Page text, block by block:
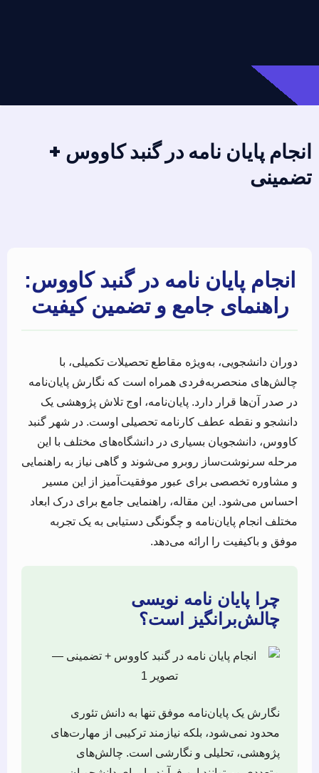
انجام پایان نامه در گنبد کاووس +
تضمینی
انجام پایان نامه در گنبد کاووس:
راهنمای جامع و تضمین کیفیت
دوران دانشجویی، به‌ویژه مقاطع تحصیلات تکمیلی، با
چالش‌های منحصربه‌فردی همراه است که نگارش پایان‌نامه
در صدر آن‌ها قرار دارد. پایان‌نامه، اوج تلاش پژوهشی یک
دانشجو و نقطه عطف کارنامه تحصیلی اوست. در شهر گنبد
کاووس، دانشجویان بسیاری در دانشگاه‌های مختلف با این
مرحله سرنوشت‌ساز روبرو می‌شوند و گاهی نیاز به راهنمایی
و مشاوره تخصصی برای عبور موفقیت‌آمیز از این مسیر
احساس می‌شود. این مقاله، راهنمایی جامع برای درک ابعاد
مختلف انجام پایان‌نامه و چگونگی دستیابی به یک تجربه
موفق و باکیفیت را ارائه می‌دهد.
چرا پایان نامه نویسی
چالش‌برانگیز است؟
نگارش یک پایان‌نامه موفق تنها به دانش تئوری
محدود نمی‌شود، بلکه نیازمند ترکیبی از مهارت‌های
پژوهشی، تحلیلی و نگارشی است. چالش‌های